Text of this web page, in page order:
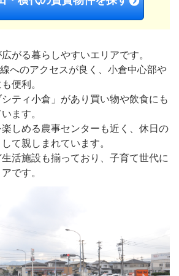
がる暮らしやすいエリアです。
へのアクセスが良く、小倉中心部や
便利。
ティ小倉」があり買い物や飲食にも
ます。
しめる農事センターも近く、休日の
て親しまれています。
活施設も揃っており、子育て世代に
です。